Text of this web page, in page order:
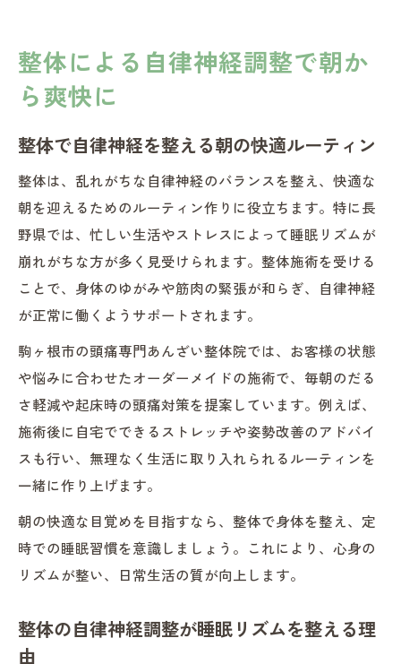
整体による自律神経調整で朝か
ら爽快に
整体で自律神経を整える朝の快適ルーティン
整体は、乱れがちな自律神経のバランスを整え、快適な
朝を迎えるためのルーティン作りに役立ちます。特に長
野県では、忙しい生活やストレスによって睡眠リズムが
崩れがちな方が多く見受けられます。整体施術を受ける
ことで、身体のゆがみや筋肉の緊張が和らぎ、自律神経
が正常に働くようサポートされます。
駒ヶ根市の頭痛専門あんざい整体院では、お客様の状態
や悩みに合わせたオーダーメイドの施術で、毎朝のだる
さ軽減や起床時の頭痛対策を提案しています。例えば、
施術後に自宅でできるストレッチや姿勢改善のアドバイ
スも行い、無理なく生活に取り入れられるルーティンを
一緒に作り上げます。
朝の快適な目覚めを目指すなら、整体で身体を整え、定
時での睡眠習慣を意識しましょう。これにより、心身の
リズムが整い、日常生活の質が向上します。
整体の自律神経調整が睡眠リズムを整える理
由